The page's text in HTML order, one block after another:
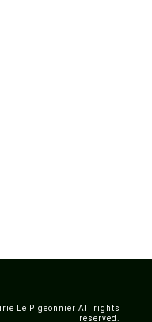
Le Pigeonnier All rights
reserved.